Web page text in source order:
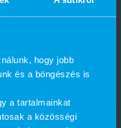
hogy jobb
és a böngészés is
a tartalmainkat
a közösségi